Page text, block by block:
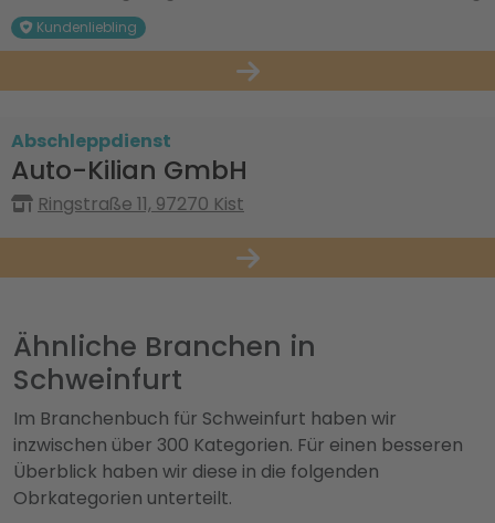
Kundenliebling
Abschleppdienst
Auto-Kilian GmbH
Ringstraße 11, 97270 Kist
Ähnliche Branchen in
Schweinfurt
Im Branchenbuch für Schweinfurt haben wir
inzwischen über 300 Kategorien. Für einen besseren
Überblick haben wir diese in die folgenden
Obrkategorien unterteilt.